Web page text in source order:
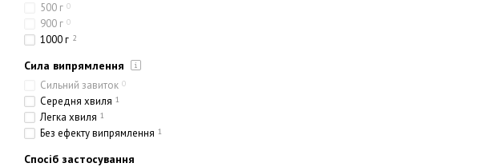
500 г 0
900 г 0
1000 г 2
Сила випрямлення
Сильний завиток 0
Середня хвиля 1
Легка хвиля 1
Без ефекту випрямлення 1
Спосіб застосування